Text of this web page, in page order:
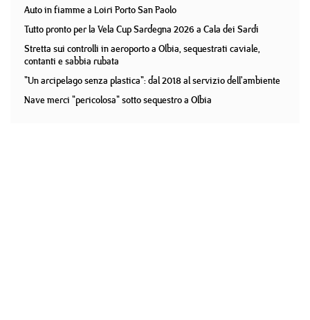
Auto in fiamme a Loiri Porto San Paolo
Tutto pronto per la Vela Cup Sardegna 2026 a Cala dei Sardi
Stretta sui controlli in aeroporto a Olbia, sequestrati caviale,
contanti e sabbia rubata
"Un arcipelago senza plastica": dal 2018 al servizio dell'ambiente
Nave merci "pericolosa" sotto sequestro a Olbia